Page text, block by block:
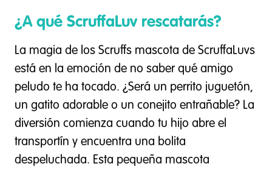
¿A qué ScruffaLuv rescatarás?
La magia de los Scruffs mascota de ScruffaLuvs
está en la emoción de no saber qué amigo
peludo te ha tocado. ¿Será un perrito juguetón,
un gatito adorable o un conejito entrañable? La
diversión comienza cuando tu hijo abre el
transportín y encuentra una bolita
despeluchada. Esta pequeña mascota